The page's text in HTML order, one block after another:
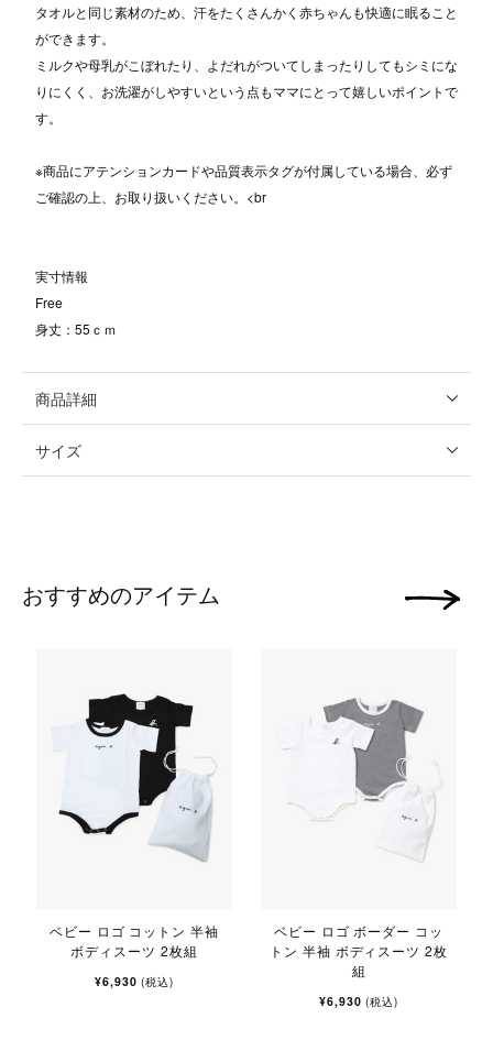
タオルと同じ素材のため、汗をたくさんかく赤ちゃんも快適に眠ること
ができます。
ミルクや母乳がこぼれたり、よだれがついてしまったりしてもシミにな
りにくく、お洗濯がしやすいという点もママにとって嬉しいポイントで
す。
※商品にアテンションカードや品質表示タグが付属している場合、必ず
ご確認の上、お取り扱いください。<br
実寸情報
Free
身丈：55ｃｍ
商品詳細
サイズ
おすすめのアイテム
ベビー ロゴ コットン 半袖
ボディスーツ 2枚組
¥6,930(税込)
ベビー ロゴ ボーダー コッ
トン 半袖 ボディスーツ 2枚
組
¥6,930(税込)
次の画像